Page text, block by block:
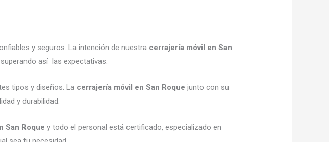
y seguros. La intención de nuestra cerrajería móvil en San
así las expectativas.
tipos y diseños. La cerrajería móvil en San Roque junto con su
y durabilidad.
San Roque y todo el personal está certificado, especializado en